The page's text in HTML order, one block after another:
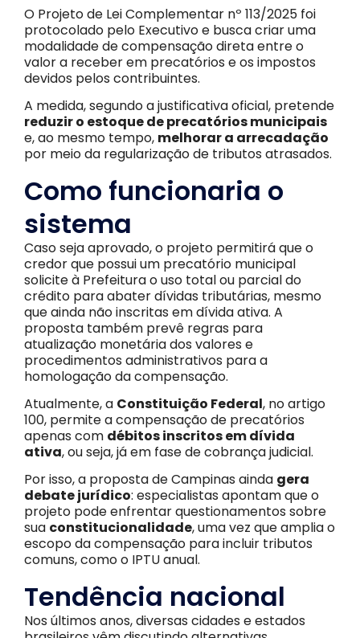
O Projeto de Lei Complementar nº 113/2025 foi
protocolado pelo Executivo e busca criar uma
modalidade de compensação direta entre o
valor a receber em precatórios e os impostos
devidos pelos contribuintes.
A medida, segundo a justificativa oficial, pretende
reduzir o estoque de precatórios municipais
e, ao mesmo tempo, melhorar a arrecadação
por meio da regularização de tributos atrasados.
Como funcionaria o
sistema
Caso seja aprovado, o projeto permitirá que o
credor que possui um precatório municipal
solicite à Prefeitura o uso total ou parcial do
crédito para abater dívidas tributárias, mesmo
que ainda não inscritas em dívida ativa. A
proposta também prevê regras para
atualização monetária dos valores e
procedimentos administrativos para a
homologação da compensação.
Atualmente, a Constituição Federal, no artigo
100, permite a compensação de precatórios
apenas com débitos inscritos em dívida
ativa, ou seja, já em fase de cobrança judicial.
Por isso, a proposta de Campinas ainda gera
debate jurídico: especialistas apontam que o
projeto pode enfrentar questionamentos sobre
sua constitucionalidade, uma vez que amplia o
escopo da compensação para incluir tributos
comuns, como o IPTU anual.
Tendência nacional
Nos últimos anos, diversas cidades e estados